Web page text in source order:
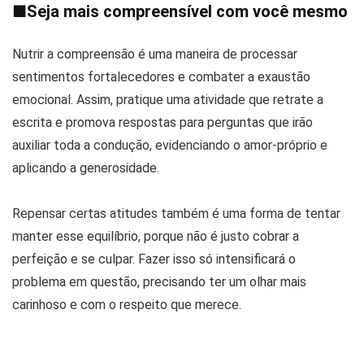
■Seja mais compreensível com você mesmo
Nutrir a compreensão é uma maneira de processar
sentimentos fortalecedores e combater a exaustão
emocional. Assim, pratique uma atividade que retrate a
escrita e promova respostas para perguntas que irão
auxiliar toda a condução, evidenciando o amor-próprio e
aplicando a generosidade.
Repensar certas atitudes também é uma forma de tentar
manter esse equilíbrio, porque não é justo cobrar a
perfeição e se culpar. Fazer isso só intensificará o
problema em questão, precisando ter um olhar mais
carinhoso e com o respeito que merece.